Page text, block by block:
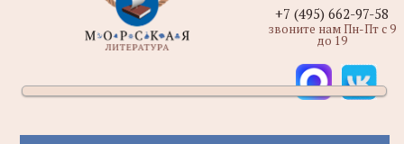
+7 (495) 662-97-58
звоните нам Пн-Пт с 9
до 19